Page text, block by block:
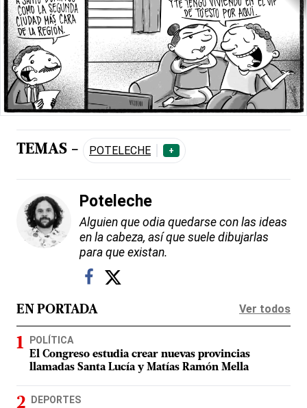
TEMAS - POTELECHE +
Poteleche
Alguien que odia quedarse con las ideas
en la cabeza, así que suele dibujarlas
para que existan.
EN PORTADA Ver todos
POLÍTICA
El Congreso estudia crear nuevas provincias
llamadas Santa Lucía y Matías Ramón Mella
DEPORTES